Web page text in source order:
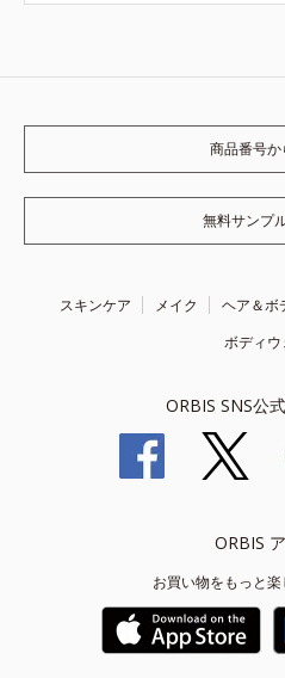
商品番号か
無料サンプ
スキンケア メイク ヘア＆ボ
ボディウ
ORBIS SNS公
ORBIS
お買い物をもっと楽